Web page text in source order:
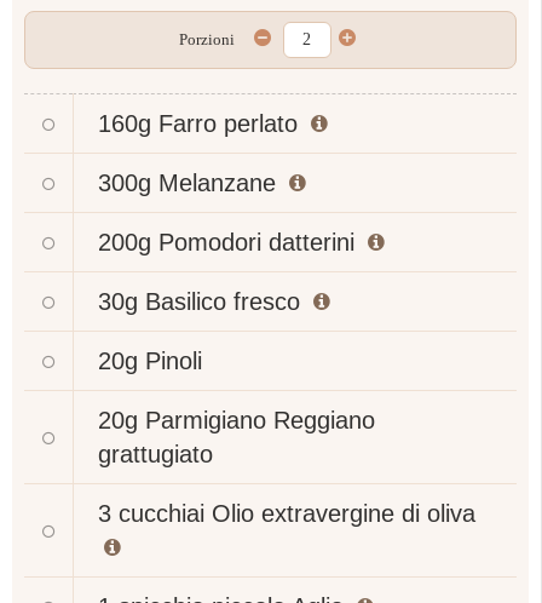
Porzioni
160g Farro perlato
300g Melanzane
200g Pomodori datterini
30g Basilico fresco
20g Pinoli
20g Parmigiano Reggiano
grattugiato
3 cucchiai Olio extravergine di oliva